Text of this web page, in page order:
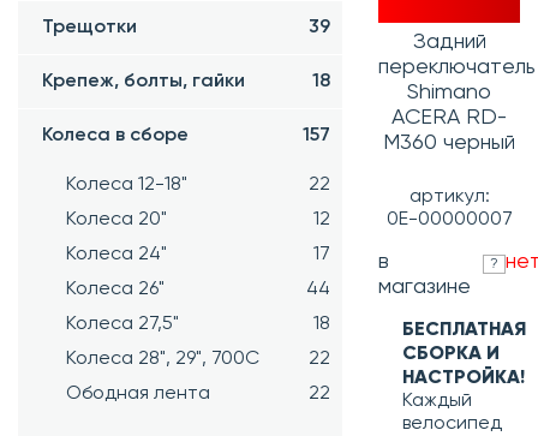
Трещотки 39
Крепеж, болты, гайки 18
Колеса в сборе 157
Колеса 12-18"
22
Колеса 20"
12
Колеса 24"
17
Колеса 26"
44
Колеса 27,5"
18
Колеса 28", 29", 700С
22
Ободная лента
22
Задний
переключатель
Shimano
ACERA RD-
M360 черный
артикул:
0Е-00000007
в
магазине
?
БЕСПЛАТНАЯ
СБОРКА И
НАСТРОЙКА!
Каждый
велосипед